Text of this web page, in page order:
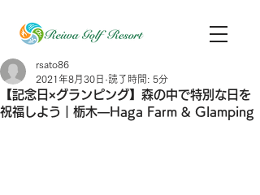
【記念日×グランピング】森の中で特別な日を
祝福しよう｜栃木―Haga Farm & Glamping
rsato86
2021年8月30日 読了時間: 5分